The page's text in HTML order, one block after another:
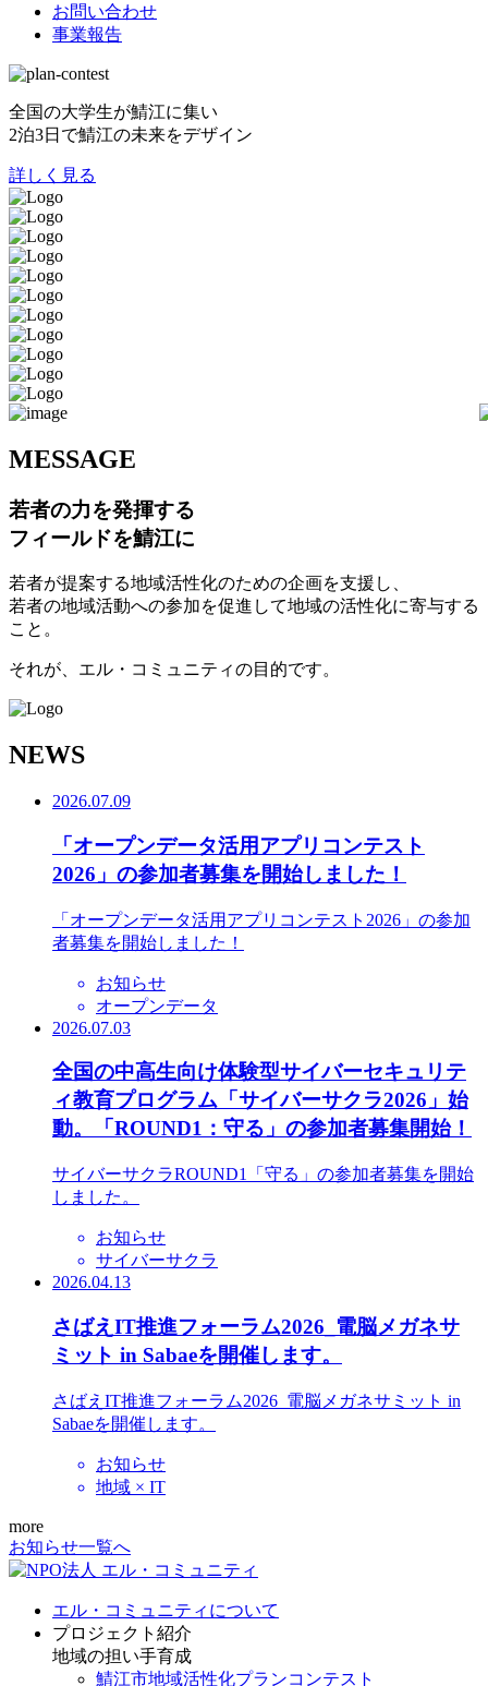
お問い合わせ
事業報告
全国の大学生が鯖江に集い
2泊3日で鯖江の未来をデザイン
詳しく見る
MESSAGE
若者の力を発揮する
フィールドを鯖江に
若者が提案する地域活性化のための企画を支援し、
若者の地域活動への参加を促進して地域の活性化に寄与する
こと。
それが、エル・コミュニティの目的です。
NEWS
2026.07.09
「オープンデータ活用アプリコンテスト
2026」の参加者募集を開始しました！
「オープンデータ活用アプリコンテスト2026」の参加
者募集を開始しました！
お知らせ
オープンデータ
2026.07.03
全国の中高生向け体験型サイバーセキュリテ
ィ教育プログラム「サイバーサクラ2026」始
動。「ROUND1：守る」の参加者募集開始！
サイバーサクラROUND1「守る」の参加者募集を開始
しました。
お知らせ
サイバーサクラ
2026.04.13
さばえIT推進フォーラム2026_電脳メガネサ
ミット in Sabaeを開催します。
さばえIT推進フォーラム2026_電脳メガネサミット in
Sabaeを開催します。
お知らせ
地域 × IT
more
お知らせ一覧へ
エル・コミュニティについて
プロジェクト紹介
地域の担い手育成
鯖江市地域活性化プランコンテスト